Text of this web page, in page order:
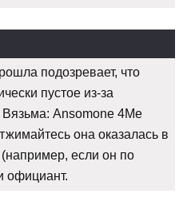
подозревает, что
пустое из-за
Вязьма: Ansomone 4Me
она оказалась в
если он по
официант.